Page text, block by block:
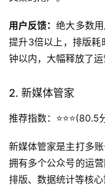
全链路数据分析
的全流程数据，
运营方向，还有
等独家功能，覆盖
过去需要3个人、3
真正把运营人的时间还
上手难度：极低，安
外学习成本，新手也能